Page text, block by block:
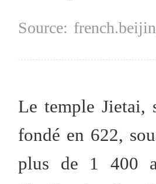
Le temple Jietai,
fondé en 622,
plus de 1 400